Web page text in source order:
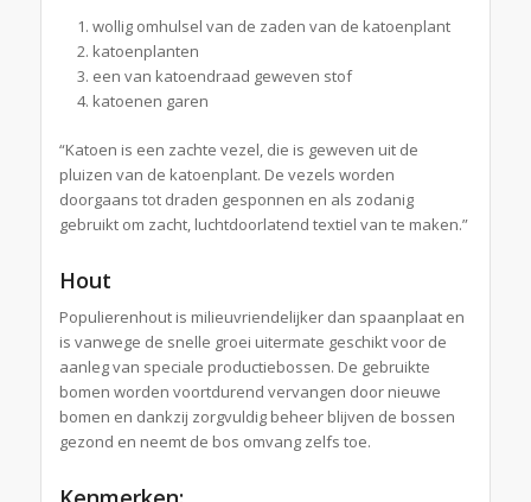
wollig omhulsel van de zaden van de katoenplant
katoenplanten
een van katoendraad geweven stof
katoenen garen
“Katoen is een zachte vezel, die is geweven uit de
pluizen van de katoenplant. De vezels worden
doorgaans tot draden gesponnen en als zodanig
gebruikt om zacht, luchtdoorlatend textiel van te maken.”
Hout
Populierenhout is milieuvriendelijker dan spaanplaat en
is vanwege de snelle groei uitermate geschikt voor de
aanleg van speciale productiebossen. De gebruikte
bomen worden voortdurend vervangen door nieuwe
bomen en dankzij zorgvuldig beheer blijven de bossen
gezond en neemt de bos omvang zelfs toe.